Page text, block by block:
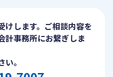
けします。ご相談内容を
計事務所にお繋ぎしま
。